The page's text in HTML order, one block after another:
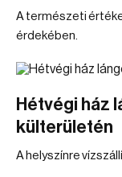
A természeti
érdekében.
Hétvégi ház
külterületén
A helyszínre